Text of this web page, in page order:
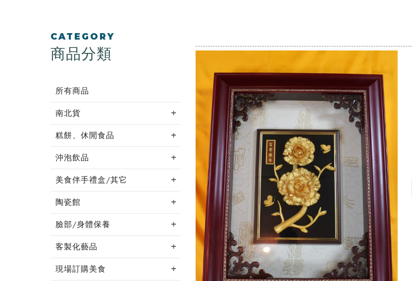
:::
CATEGORY
商品分類
所有商品
南北貨
糕餅、休閒食品
沖泡飲品
美食伴手禮盒/其它
陶瓷館
臉部/身體保養
客製化藝品
現場訂購美食